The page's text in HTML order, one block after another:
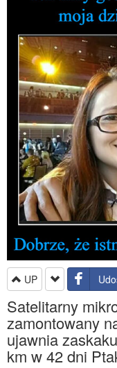
UP
Satelitarny
zamontowany
ujawnia
km w 42 dni